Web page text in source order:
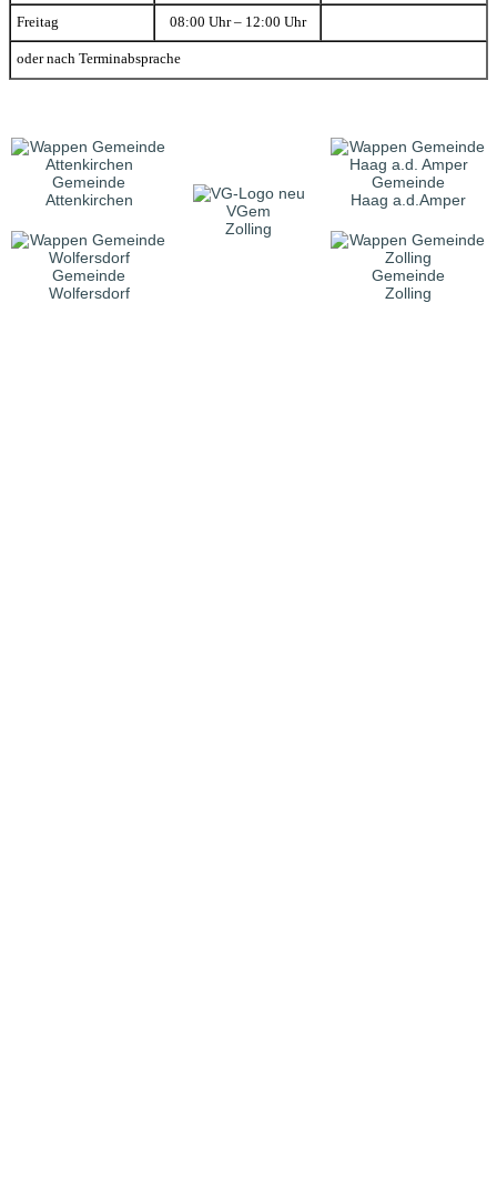
Freitag 08:00 Uhr – 12:00 Uhr
oder nach Terminabsprache
Gemeinde
Attenkirchen
VGem
Zolling
Gemeinde
Haag a.d.Amper
Gemeinde
Wolfersdorf
Gemeinde
Zolling